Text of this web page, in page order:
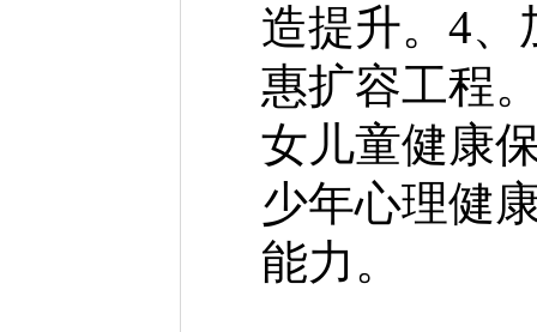
造提升。4、
惠扩容工程
女儿童健康
少年心理健
能力。